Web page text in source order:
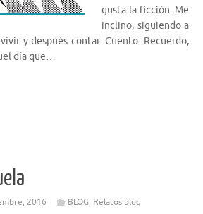
gusta la ficción. Me
inclino, siguiendo a
y después contar. Cuento: Recuerdo,
día que…
2016 BLOG, Relatos blog